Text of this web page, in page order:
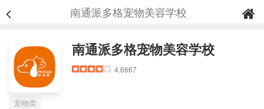
南通派多格宠物美容学校
南通派多格宠物美容学校
4.6667
宠物类